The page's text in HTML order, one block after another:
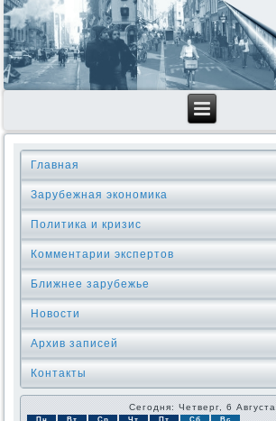
Главная
Зарубежная экономика
Политика и кризис
Комментарии экспертов
Ближнее зарубежье
Новости
Архив записей
Контакты
Сегодня: Четверг, 6 Августа